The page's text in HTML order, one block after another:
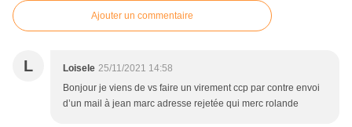
Ajouter un commentaire
L Loisele 25/11/2021 14:58
Bonjour je viens de vs faire un virement ccp par contre envoi
d’un mail à jean marc adresse rejetée qui merc rolande